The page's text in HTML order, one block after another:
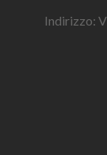
Indirizzo: